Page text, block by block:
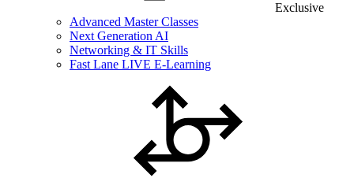
Exclusive
Advanced Master Classes
Next Generation AI
Networking & IT Skills
Fast Lane LIVE E-Learning